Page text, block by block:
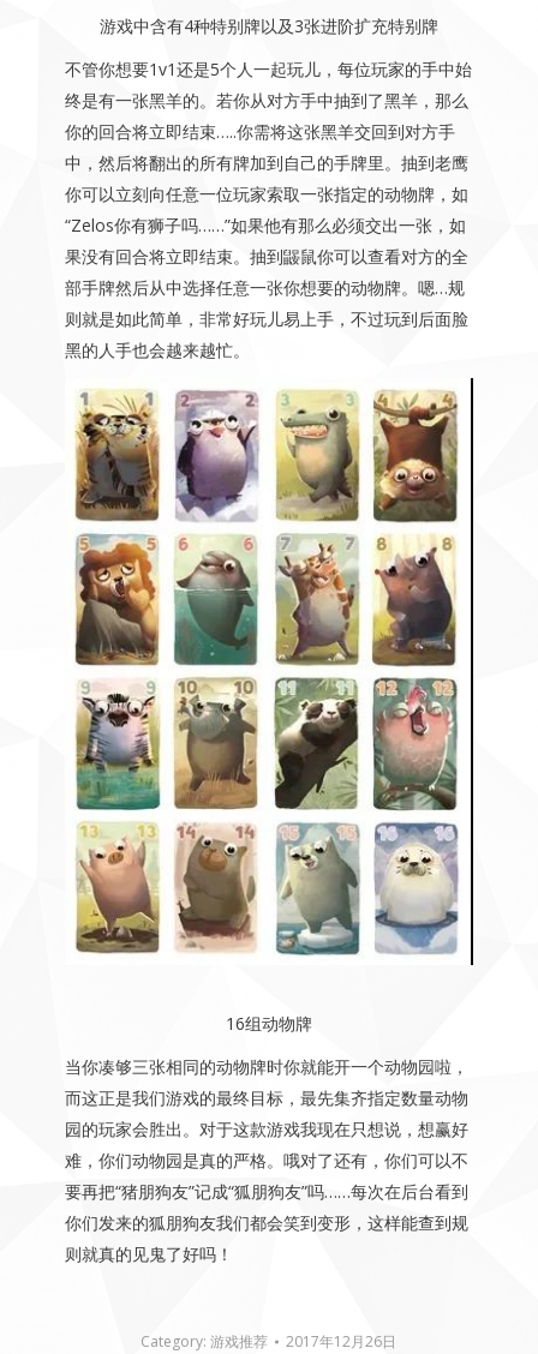
游戏中含有4种特别牌以及3张进阶扩充特别牌
不管你想要1v1还是5个人一起玩儿，每位玩家的手中始
终是有一张黑羊的。若你从对方手中抽到了黑羊，那么
你的回合将立即结束…..你需将这张黑羊交回到对方手
中，然后将翻出的所有牌加到自己的手牌里。抽到老鹰
你可以立刻向任意一位玩家索取一张指定的动物牌，如
“Zelos你有狮子吗……”如果他有那么必须交出一张，如
果没有回合将立即结束。抽到鼹鼠你可以查看对方的全
部手牌然后从中选择任意一张你想要的动物牌。嗯…规
则就是如此简单，非常好玩儿易上手，不过玩到后面脸
黑的人手也会越来越忙。
16组动物牌
当你凑够三张相同的动物牌时你就能开一个动物园啦，
而这正是我们游戏的最终目标，最先集齐指定数量动物
园的玩家会胜出。对于这款游戏我现在只想说，想赢好
难，你们动物园是真的严格。哦对了还有，你们可以不
要再把“猪朋狗友”记成“狐朋狗友”吗……每次在后台看到
你们发来的狐朋狗友我们都会笑到变形，这样能查到规
则就真的见鬼了好吗！
Category:游戏推荐 2017年12月26日